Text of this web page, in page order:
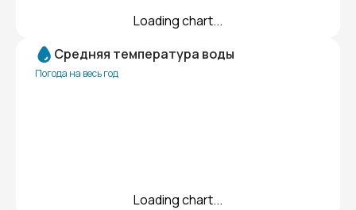
Loading chart...
Средняя температура воды
Погода на весь год
Loading chart...